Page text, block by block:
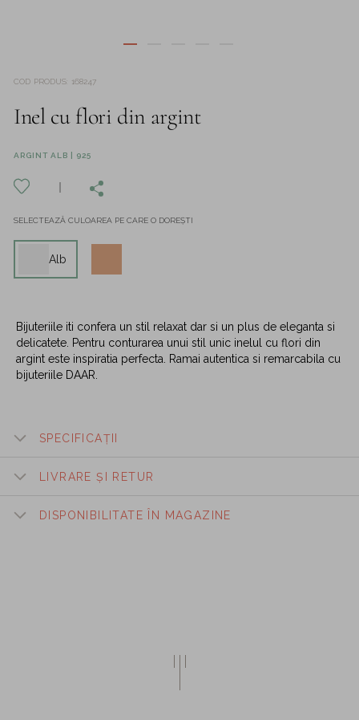
COD PRODUS 168247
Inel cu flori din argint
ARGINT ALB | 925
SELECTEAZĂ CULOAREA PE CARE O DOREȘTI
Alb
Bijuteriile iti confera un stil relaxat dar si un plus de eleganta si
delicatete. Pentru conturarea unui stil unic inelul cu flori din
argint este inspiratia perfecta. Ramai autentica si remarcabila cu
bijuteriile DAAR.
SPECIFICAȚII
LIVRARE ȘI RETUR
DISPONIBILITATE ÎN MAGAZINE